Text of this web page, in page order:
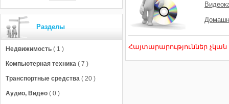
Разделы
Недвижимость ( 1 )
Компьютерная техника ( 7 )
Транспортные средства ( 20 )
Аудио, Видео ( 0 )
Հայտարարություններ չկան